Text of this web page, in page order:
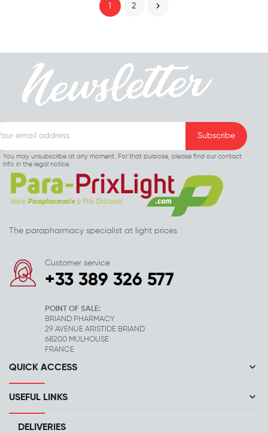
1 2 
You may unsubscribe at any moment. For that purpose, please find our contact
info in the legal notice.
The parapharmacy specialist at light prices
Customer service
+33 389 326 577
POINT OF SALE:
BRIAND PHARMACY
29 AVENUE ARISTIDE BRIAND
68200 MULHOUSE
FRANCE
QUICK ACCESS keyboard_arrow_down
USEFUL LINKS keyboard_arrow_down
DELIVERIES